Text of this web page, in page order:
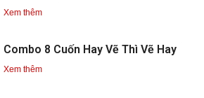
Xem thêm
Combo 8 Cuốn Hay Vẽ Thì Vẽ Hay
Xem thêm